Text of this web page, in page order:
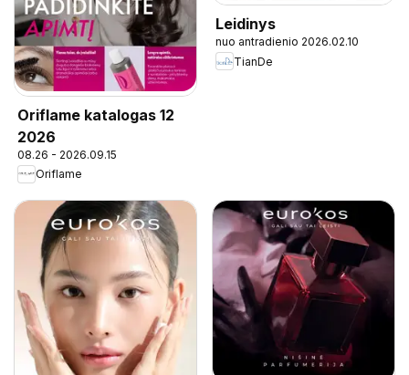
Oriflame katalogas 12
2026
08.26 - 2026.09.15
Oriflame
Leidinys
nuo antradienio 2026.02.10
TianDe